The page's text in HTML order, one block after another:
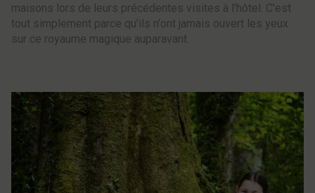
maisons lors de leurs précédentes visites à l'hôtel. C'est
tout simplement parce qu'ils n'ont jamais ouvert les yeux
sur ce royaume magique auparavant.